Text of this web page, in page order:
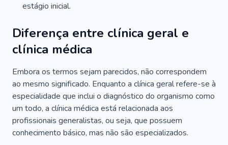
estágio inicial.
Diferença entre clínica geral e
clínica médica
Embora os termos sejam parecidos, não correspondem
ao mesmo significado. Enquanto a clínica geral refere-se à
especialidade que inclui o diagnóstico do organismo como
um todo, a clínica médica está relacionada aos
profissionais generalistas, ou seja, que possuem
conhecimento básico, mas não são especializados.